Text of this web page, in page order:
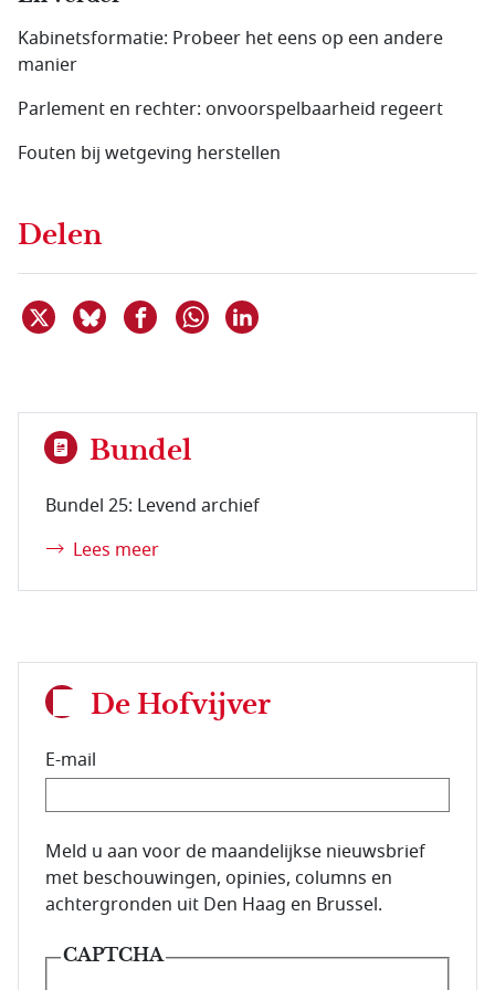
Kabinetsformatie: Probeer het eens op een andere
manier
Parlement en rechter: onvoorspelbaarheid regeert
Fouten bij wetgeving herstellen
Delen
Deel dit item op X
Deel dit item op Bluesky
Deel dit item op Facebook
Delen via WhatsApp
Bundel
Bundel 25: Levend archief
Lees meer
De Hofvijver
E-mail
E-mailadres van de abonnee.
Meld u aan voor de maandelijkse nieuwsbrief
met beschouwingen, opinies, columns en
achtergronden uit Den Haag en Brussel.
CAPTCHA